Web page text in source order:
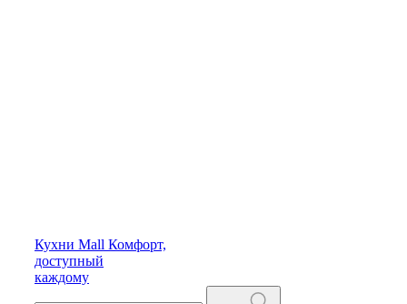
Кухни Mall Комфорт,
доступный
каждому